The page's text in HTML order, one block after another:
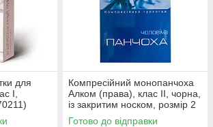
для
I,
Компресійний монопанчоха
Алком (права), клас II, чорна,
із закритим носком, розмір 2
(6062)
Готово до відправки